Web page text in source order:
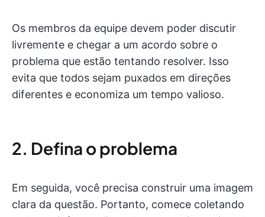
Os membros da equipe devem poder discutir
livremente e chegar a um acordo sobre o
problema que estão tentando resolver. Isso
evita que todos sejam puxados em direções
diferentes e economiza um tempo valioso.
2. Defina o problema
Em seguida, você precisa construir uma imagem
clara da questão. Portanto, comece coletando